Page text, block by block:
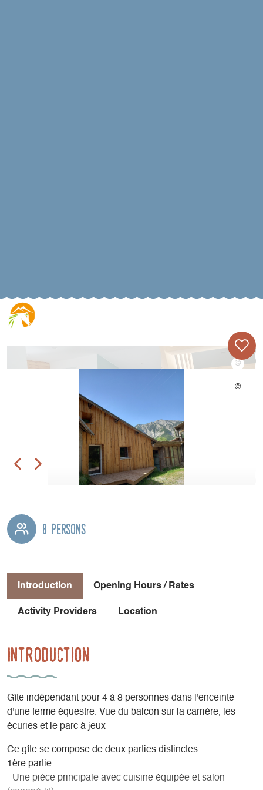
8 persons
Introduction Opening Hours / Rates
Activity Providers Location
Introduction
Gîte indépendant pour 4 à 8 personnes dans l'enceinte
d'une ferme équestre. Vue du balcon sur la carrière, les
écuries et le parc à jeux
Ce gîte se compose de deux parties distinctes :
1ère partie:
- Une pièce principale avec cuisine équipée et salon